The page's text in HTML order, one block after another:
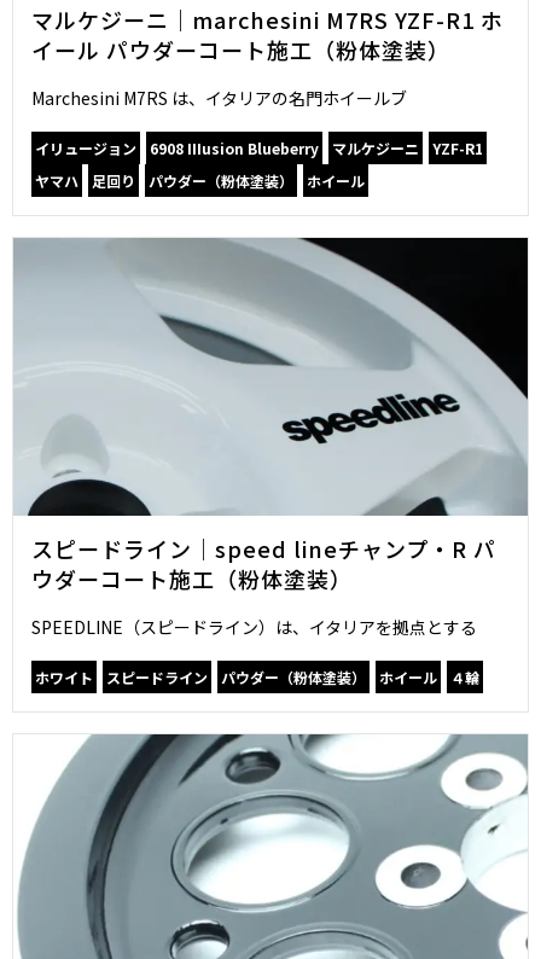
マルケジーニ｜marchesini M7RS YZF-R1 ホ
イール パウダーコート施工（粉体塗装）
Marchesini M7RS は、イタリアの名門ホイールブ
イリュージョン 6908 IIIusion Blueberry マルケジーニ
YZF-R1
ヤマハ
足回り パウダー（粉体塗装） ホイール
スピードライン｜speed lineチャンプ・R パ
ウダーコート施工（粉体塗装）
SPEEDLINE（スピードライン）は、イタリアを拠点とする
ホワイト スピードライン パウダー（粉体塗装） ホイール ４輪